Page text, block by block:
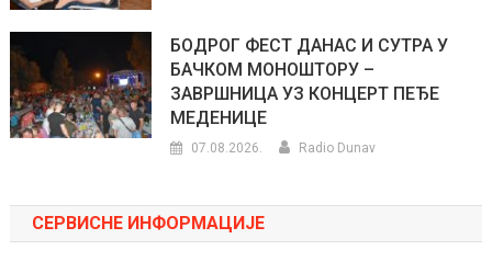
БОДРОГ ФЕСТ ДАНАС И СУТРА У
БАЧКОМ МОНОШТОРУ –
ЗАВРШНИЦА УЗ КОНЦЕРТ ПЕЂЕ
МЕДЕНИЦЕ
07.08.2026. Radio Dunav
СЕРВИСНЕ ИНФОРМАЦИЈЕ